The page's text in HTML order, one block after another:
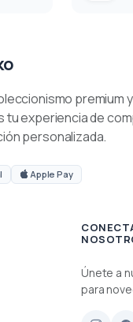
premium
tu experiencia de
personalizada.
Apple Pay
Únete a
para